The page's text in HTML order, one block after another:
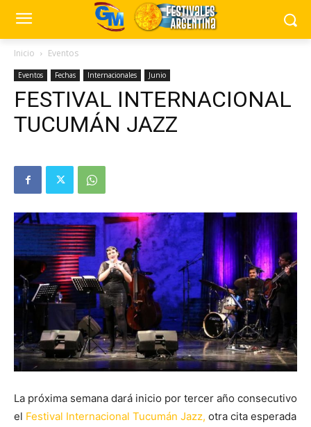
Inicio Eventos
Eventos Fechas Internacionales Junio
FESTIVAL INTERNACIONAL
TUCUMÁN JAZZ
La próxima semana dará inicio por tercer año consecutivo
el Festival Internacional Tucumán Jazz, otra cita esperada